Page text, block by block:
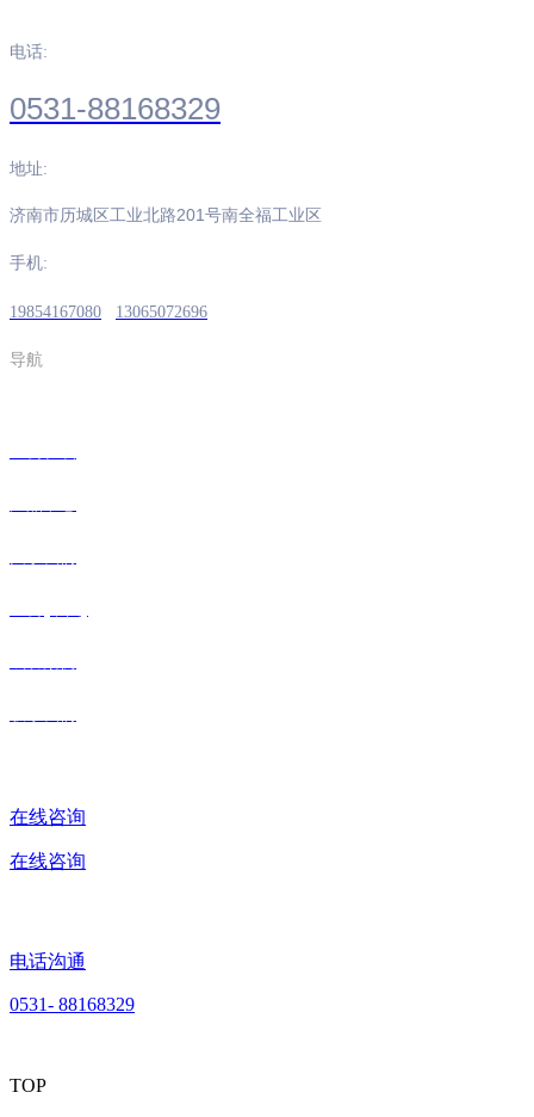
电话:
0531-88168329
地址:
济南市历城区工业北路201号南全福工业区
手机:
19854167080 13065072696
导航
在线咨询
在线咨询
电话沟通
0531- 88168329
TOP